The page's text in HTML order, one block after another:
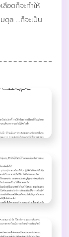
ลือดก็จะทำให้
ดุล ...ก็จะเป็น